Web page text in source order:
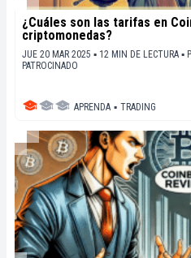
¿Cuáles son las tarifas en
criptomonedas?
JUE 20 MAR 2025 ▪ 12 MIN DE LECTURA ▪
PATROCINADO
APRENDA ▪ TRADING